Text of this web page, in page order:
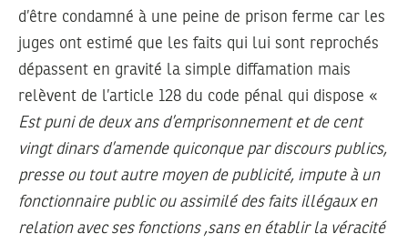
d’être condamné à une peine de prison ferme car les
juges ont estimé que les faits qui lui sont reprochés
dépassent en gravité la simple diffamation mais
relèvent de l’article 128 du code pénal qui dispose «
Est puni de deux ans d’emprisonnement et de cent
vingt dinars d’amende quiconque par discours publics,
presse ou tout autre moyen de publicité, impute à un
fonctionnaire public ou assimilé des faits illégaux en
relation avec ses fonctions ,sans en établir la véracité